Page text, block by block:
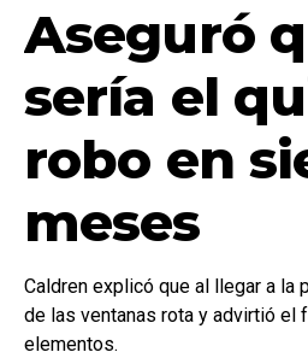
Aseguró
sería el
robo en
meses
Caldren explicó que al llegar a la
de las ventanas rota y advirtió el
elementos.